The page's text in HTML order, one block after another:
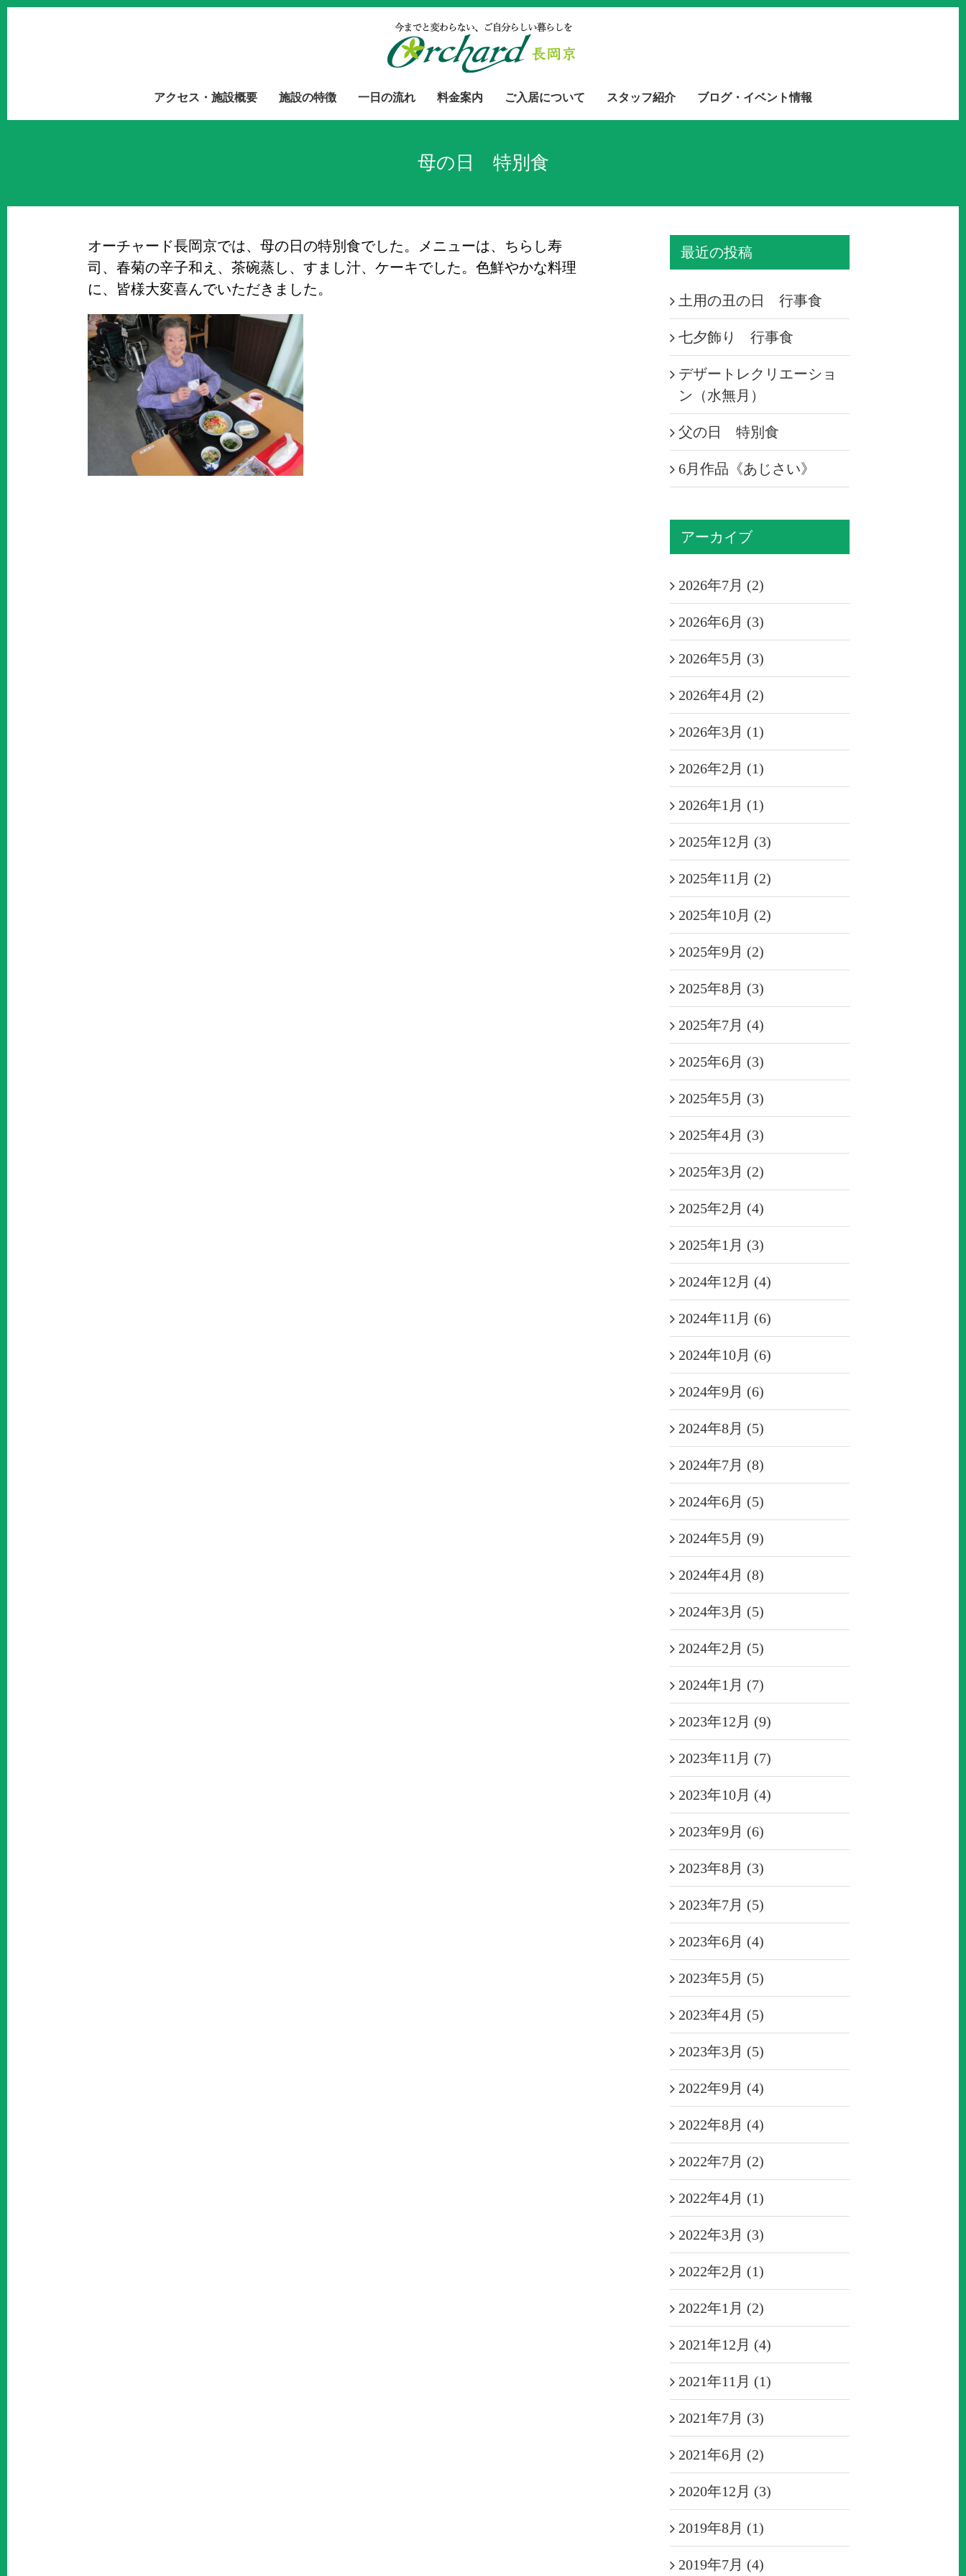
アクセス・施設概要 施設の特徴 一日の流れ 料金案内 ご入居について スタッフ紹介 ブログ・イベント情報
母の日 特別食
オーチャード長岡京では、母の日の特別食でした。メニューは、ちらし寿
司、春菊の辛子和え、茶碗蒸し、すまし汁、ケーキでした。色鮮やかな料理
に、皆様大変喜んでいただきました。
最近の投稿
土用の丑の日 行事食
七夕飾り 行事食
デザートレクリエーショ
ン（水無月）
父の日 特別食
6月作品《あじさい》
アーカイブ
2026年7月 (2)
2026年6月 (3)
2026年5月 (3)
2026年4月 (2)
2026年3月 (1)
2026年2月 (1)
2026年1月 (1)
2025年12月 (3)
2025年11月 (2)
2025年10月 (2)
2025年9月 (2)
2025年8月 (3)
2025年7月 (4)
2025年6月 (3)
2025年5月 (3)
2025年4月 (3)
2025年3月 (2)
2025年2月 (4)
2025年1月 (3)
2024年12月 (4)
2024年11月 (6)
2024年10月 (6)
2024年9月 (6)
2024年8月 (5)
2024年7月 (8)
2024年6月 (5)
2024年5月 (9)
2024年4月 (8)
2024年3月 (5)
2024年2月 (5)
2024年1月 (7)
2023年12月 (9)
2023年11月 (7)
2023年10月 (4)
2023年9月 (6)
2023年8月 (3)
2023年7月 (5)
2023年6月 (4)
2023年5月 (5)
2023年4月 (5)
2023年3月 (5)
2022年9月 (4)
2022年8月 (4)
2022年7月 (2)
2022年4月 (1)
2022年3月 (3)
2022年2月 (1)
2022年1月 (2)
2021年12月 (4)
2021年11月 (1)
2021年7月 (3)
2021年6月 (2)
2020年12月 (3)
2019年8月 (1)
2019年7月 (4)